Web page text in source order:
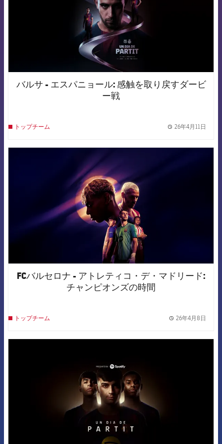
バルサ - エスパニョール: 感触を取り戻すダービ
ー戦
トップチーム 26年4月11日
FCバルセロナ - アトレティコ・デ・マドリード:
チャンピオンズの時間
トップチーム 26年4月8日